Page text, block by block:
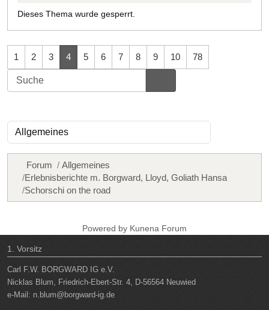
Dieses Thema wurde gesperrt.
1 2 3 4 5 6 7 8 9 10 78
Forum
Allgemeines
Erlebnisberichte m. Borgward, Lloyd, Goliath Hansa
Schorschi on the road
Powered by Kunena Forum
1. Vorsitz
Carl F.W. BORGWARD IG e.V.
Nicklas Blum, Friedrich-Ebert-Str. 4, D-56564 Neuwied
e-Mail: n.blum@borgward-ig.de